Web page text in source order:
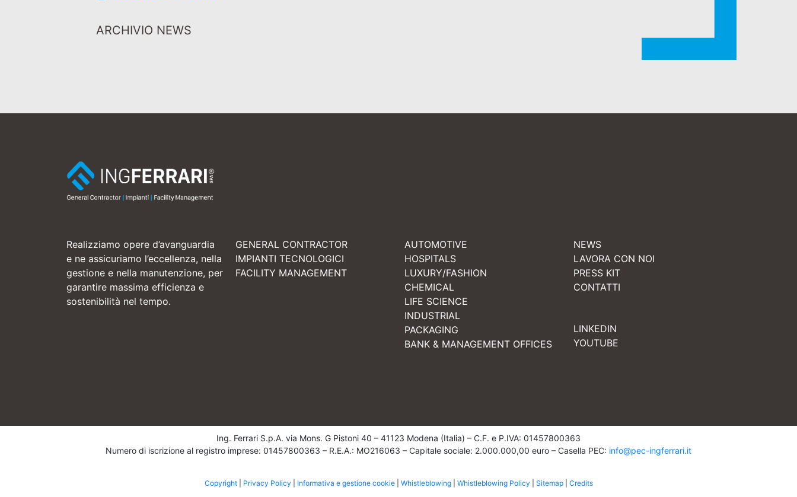
ARCHIVIO NEWS
Realizziamo opere d’avanguardia
e ne assicuriamo l’eccellenza, nella
gestione e nella manutenzione, per
garantire massima efficienza e
sostenibilità nel tempo.
GENERAL CONTRACTOR
IMPIANTI TECNOLOGICI
FACILITY MANAGEMENT
AUTOMOTIVE
HOSPITALS
LUXURY/FASHION
CHEMICAL
LIFE SCIENCE
INDUSTRIAL
PACKAGING
BANK & MANAGEMENT OFFICES
NEWS
LAVORA CON NOI
PRESS KIT
CONTATTI
LINKEDIN
YOUTUBE
Ing. Ferrari S.p.A. via Mons. G Pistoni 40 – 41123 Modena (Italia) – C.F. e P.IVA: 01457800363
Numero di iscrizione al registro imprese: 01457800363 – R.E.A.: MO216063 – Capitale sociale: 2.000.000,00 euro – Casella PEC: info@pec-ingferrari.it
Copyright| Privacy Policy Informativa e gestione cookie| Whistleblowing| Whistleblowing Policy Sitemap| Credits